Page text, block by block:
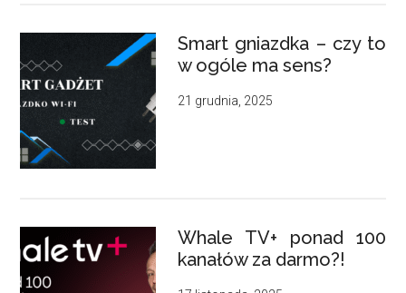
Smart gniazdka – czy to
w ogóle ma sens?
21 grudnia, 2025
Whale TV+ ponad 100
kanałów za darmo?!